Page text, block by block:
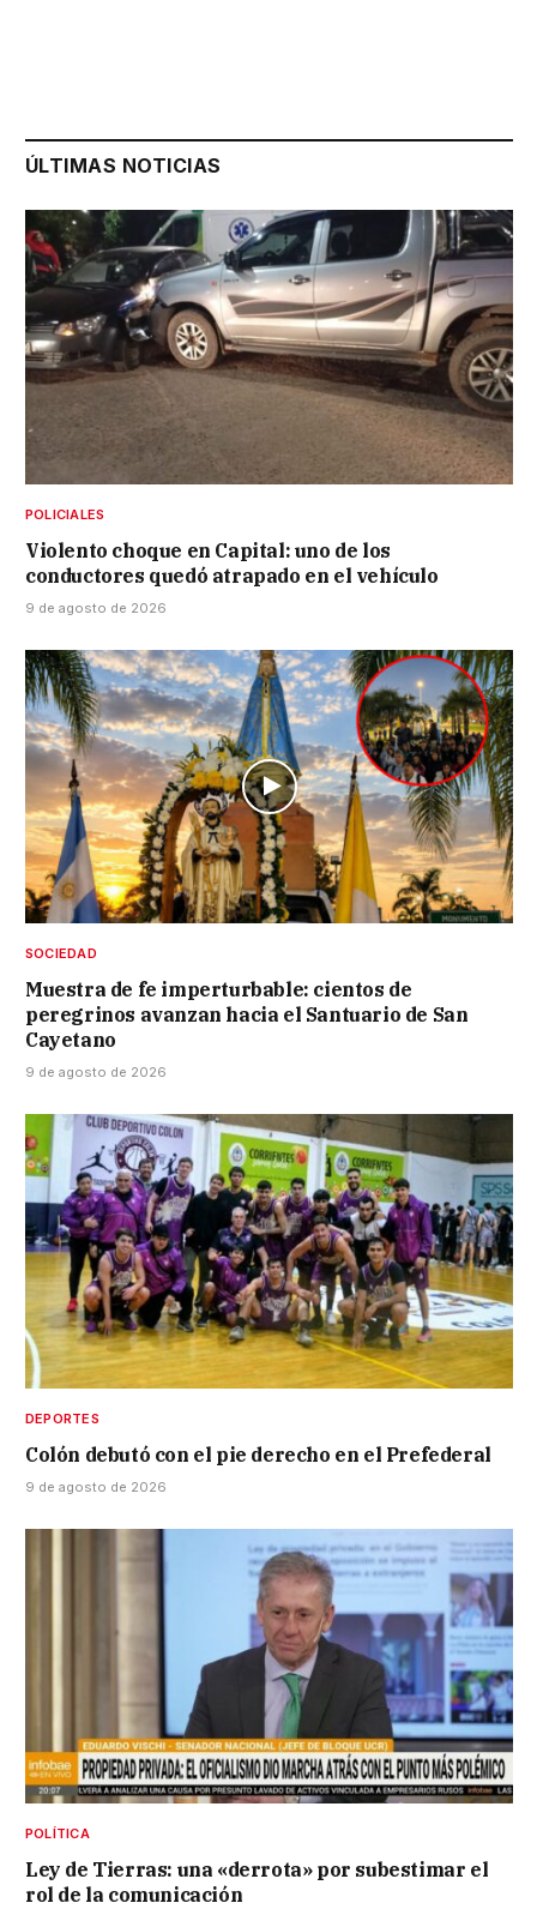
ÚLTIMAS NOTICIAS
POLICIALES
Violento choque en Capital: uno de los
conductores quedó atrapado en el vehículo
9 de agosto de 2026
SOCIEDAD
Muestra de fe imperturbable: cientos de
peregrinos avanzan hacia el Santuario de San
Cayetano
9 de agosto de 2026
DEPORTES
Colón debutó con el pie derecho en el Prefederal
9 de agosto de 2026
POLÍTICA
Ley de Tierras: una «derrota» por subestimar el
rol de la comunicación